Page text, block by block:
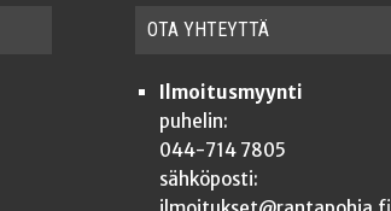
OTA YHTEYT­TÄ
Ilmoitusmyynti
puhelin:
044-714 7805
sähköposti: